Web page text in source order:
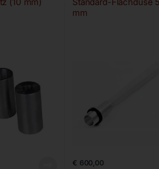
(10 mm)
Standard-Flachdüse 5
mm
€ 600,00